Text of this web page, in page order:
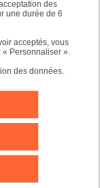
des
une durée de 6
acceptés, vous
« Personnaliser ».
des données.